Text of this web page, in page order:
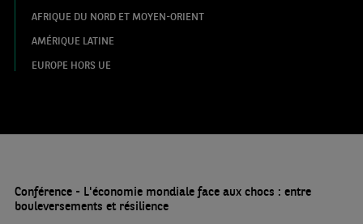
AFRIQUE DU NORD ET MOYEN-ORIENT
AMÉRIQUE LATINE
EUROPE HORS UE
Conférence - L'économie mondiale face aux chocs : entre
bouleversements et résilience